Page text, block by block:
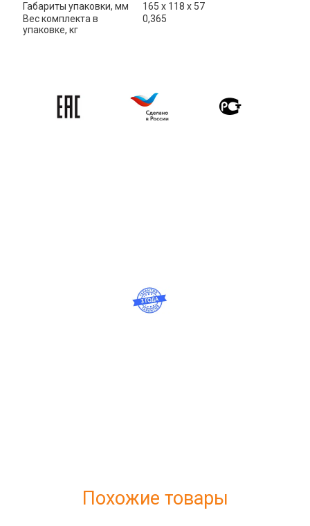
Габариты упаковки, мм
165 х 118 х 57
Вес комплекта в
упаковке, кг
0,365
Похожие товары